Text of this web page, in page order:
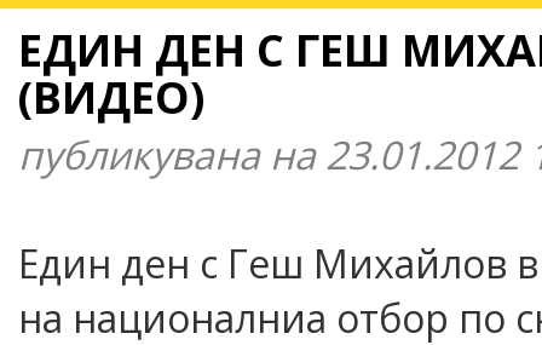
ЕДИН ДЕН С ГЕШ
(ВИДЕО)
публикувана на 23.01.2012
Един ден с Геш Михайлов
на националниа отбор по